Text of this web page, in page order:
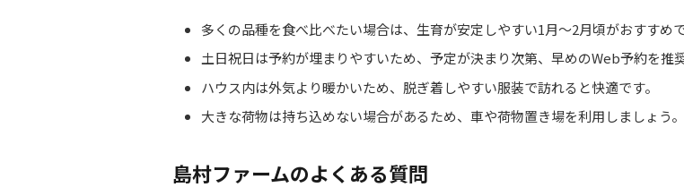
多くの品種を食べ比べたい場合は、生育が安定しやすい1月～2月頃がおすすめで
土日祝日は予約が埋まりやすいため、予定が決まり次第、早めのWeb予約を推奨
ハウス内は外気より暖かいため、脱ぎ着しやすい服装で訪れると快適です。
大きな荷物は持ち込めない場合があるため、車や荷物置き場を利用しましょう。
島村ファームのよくある質問